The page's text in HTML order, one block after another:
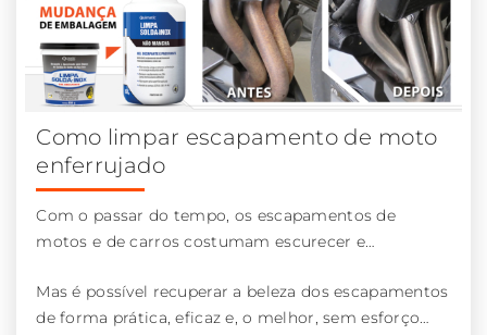
Como limpar escapamento de moto
enferrujado
Com o passar do tempo, os escapamentos de
motos e de carros costumam escurecer e
acúmulo de sujeira, óleo, piche, entre outros
materiais agressivos.
Mas é possível recuperar a beleza dos escapamentos
de forma prática, eficaz e, o melhor, sem esforço